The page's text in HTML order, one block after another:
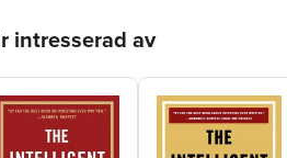
intresserad av